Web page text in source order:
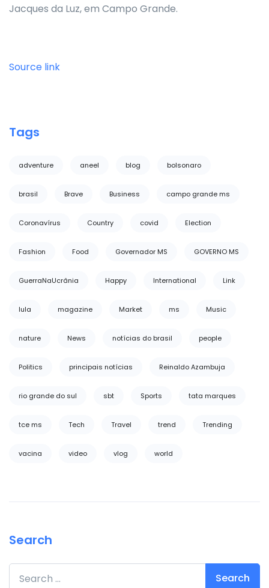
Jacques da Luz, em Campo Grande.
Source link
Tags
adventure aneel blog bolsonaro
brasil Brave Business campo grande ms
Coronavírus Country covid Election
Fashion Food Governador MS GOVERNO MS
GuerraNaUcrânia Happy International Link
lula magazine Market ms Music
nature News notícias do brasil people
Politics principais notícias Reinaldo Azambuja
rio grande do sul sbt Sports tata marques
tce ms Tech Travel trend Trending
vacina video vlog world
Search
Search for: